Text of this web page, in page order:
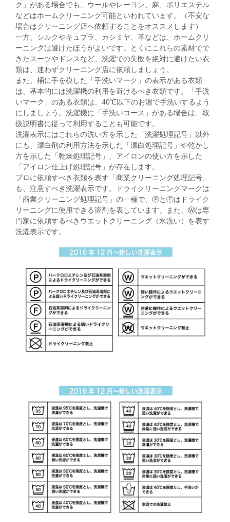
ク」がある場合でも、ウールやレーヨン、麻、ポリエステル
などはホームクリーニング可能といわれています。（不安な
場合はクリーニング店へ依頼することをオススメします）
一方、シルクやキュプラ、カシミヤ、革などは、ホームクリ
ーニングは避けたほうがよいです。とくにこれらの素材でで
きたスーツやドレスなど、洗濯での失敗を絶対に避けたい衣
類は、迷わずクリーニング店に依頼しましょう。
また、桶に手を模した「手洗いマーク」の表示がある衣類
は、基本的には洗濯機の利用を避けるべき衣類です。「手洗
いマーク」のある衣類は、40℃以下のお湯で手洗いするよう
にしましょう。洗濯機に「手洗いコース」がある場合は、取
扱説明書に従って利用することも可能です。
洗濯表示にはこれらの洗い方を示した「洗濯処理記号」以外
にも、漂白剤の利用方法を示した「漂白処理記号」や乾かし
方を示した「乾燥処理記号」、アイロンの使い方を示した
「アイロン仕上げ処理記号」が存在します。
プロに依頼すべき衣類を表す「商業クリーニング処理記号」
も、注意すべき洗濯表示です。ドライクリーニングマークは
「商業クリーニング処理記号」の一種で、ⓅとⒻはドライク
リーニングに使用できる溶剤を表しています。また、Ⓦは専
門家に依頼するべきウエットクリーニング（水洗い）を表す
洗濯表示です。